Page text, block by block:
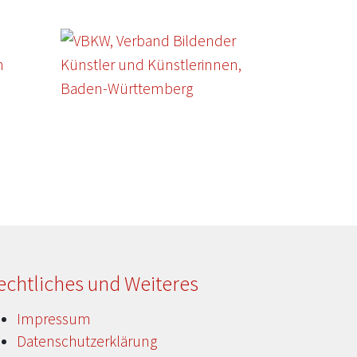
und Weiteres
Impressum
Datenschutzerklärung